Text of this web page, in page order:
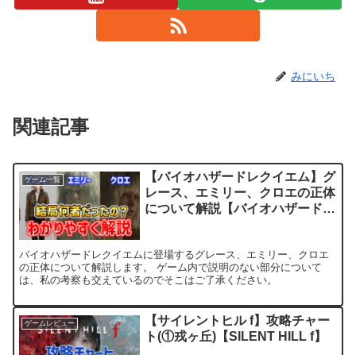
みにいち
関連記事
ゲーム一覧
【バイオハザードレクイエム】グ
レース、エミリー、クロエの正体
について解説【バイオハザード
バイオハザードレクイエムに登場するグレース、エミリー、クロエ
の正体について解説します。 ゲーム内で説明のない部分について
は、私の考察も交えているのでそこはご了承ください。
ゲームレビュー
【サイレントヒル f】攻略チャー
ト(①戎ヶ丘)【SILENT HILL f】